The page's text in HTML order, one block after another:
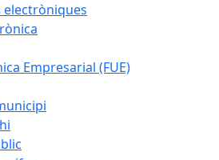
Empresarial (FUE)